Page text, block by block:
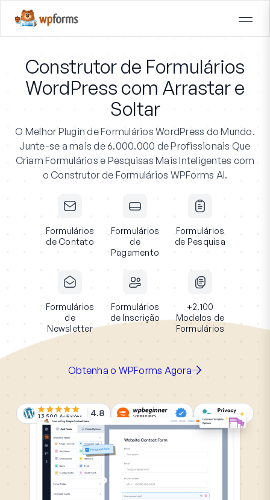
Construtor de Formulários
WordPress com Arrastar e
Soltar
O Melhor Plugin de Formulários WordPress do Mundo.
Junte-se a mais de 6.000.000 de Profissionais Que
Criam Formulários e Pesquisas Mais Inteligentes com
o Construtor de Formulários WPForms AI.
Formulários
de Contato
Formulários
de
Pagamento
Formulários
de Pesquisa
Formulários
de
Newsletter
Formulários
de Inscrição
+2.100
Modelos de
Formulários
Obtenha o WPForms Agora
13.500 Avaliações 4.8